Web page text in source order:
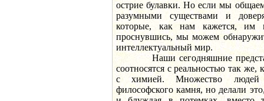
острие булавки. Но если мы
разумными существами и
которые, как нам кажется, им
проснувшись, мы можем
интеллектуальный мир.
Наши сегодняшние
соотносятся с реальностью так же,
с химией. Множество людей
философского камня, но делали